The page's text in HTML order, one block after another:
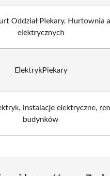
Oddział Piekary. Hurtownia
elektrycznych
ElektrykPiekary
instalacje elektryczne,
budynków